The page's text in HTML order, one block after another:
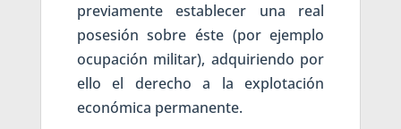
previamente establecer una real
posesión sobre éste (por ejemplo
ocupación militar), adquiriendo por
ello el derecho a la explotación
económica permanente.